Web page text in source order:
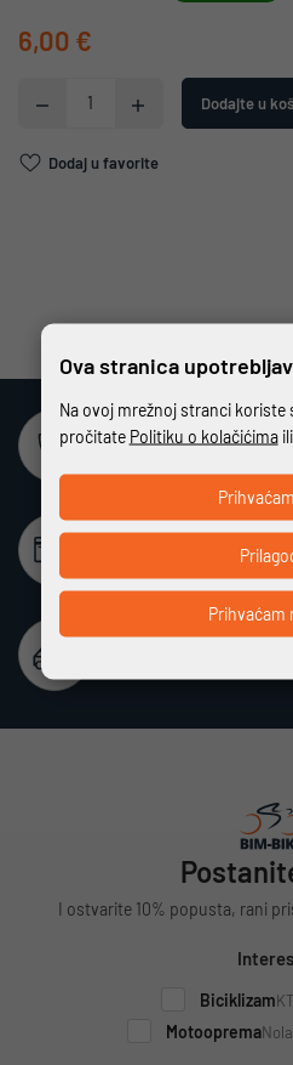
6,00 €
Dodajte u
Dodaj u favorite
Sigurna online kupovina
Različiti način plaćanja na rate
I ostvarite 10% popusta, rani
Biciklizam
Motooprema
Ova stranica
Na ovoj mrežnoj stranci koriste
pročitate Politiku o kolačićimaili
Prihvaćam